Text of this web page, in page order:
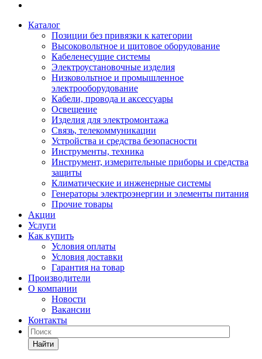
Каталог
Позиции без привязки к категории
Высоковольтное и щитовое оборудование
Кабеленесущие системы
Электроустановочные изделия
Низковольтное и промышленное
электрооборудование
Кабели, провода и аксессуары
Освещение
Изделия для электромонтажа
Связь, телекоммуникации
Устройства и средства безопасности
Инструменты, техника
Инструмент, измерительные приборы и средства
защиты
Климатические и инженерные системы
Генераторы электроэнергии и элементы питания
Прочие товары
Акции
Услуги
Как купить
Условия оплаты
Условия доставки
Гарантия на товар
Производители
О компании
Новости
Вакансии
Контакты
Найти